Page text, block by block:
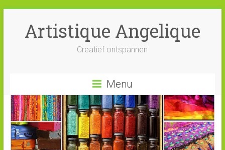
Artistique Angelique
Creatief ontspannen
Menu